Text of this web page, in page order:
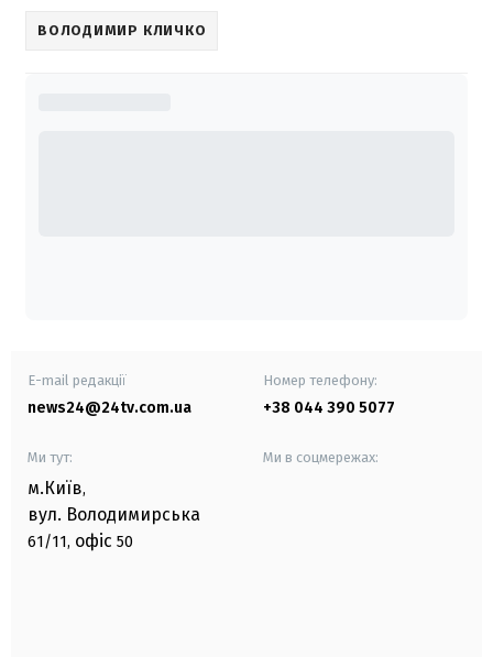
ВОЛОДИМИР КЛИЧКО
E-mail редакції
news24@24tv.com.ua
Номер телефону:
+38 044 390 5077
Ми тут:
м.Київ,
вул. Володимирська
61/11, офіс 50
Ми в соцмережах: